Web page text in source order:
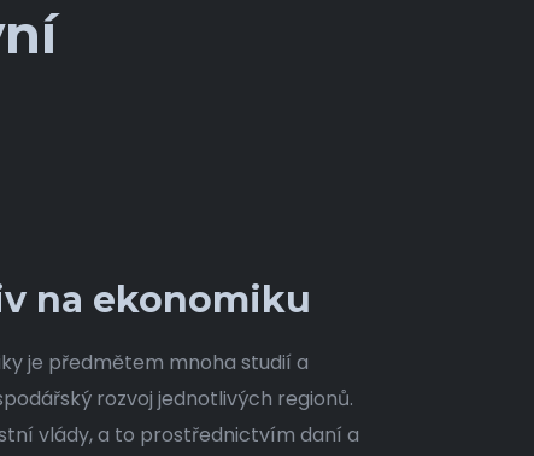
na ekonomiku
je předmětem mnoha studií a
rozvoj jednotlivých regionů.
vlády, a to prostřednictvím daní a